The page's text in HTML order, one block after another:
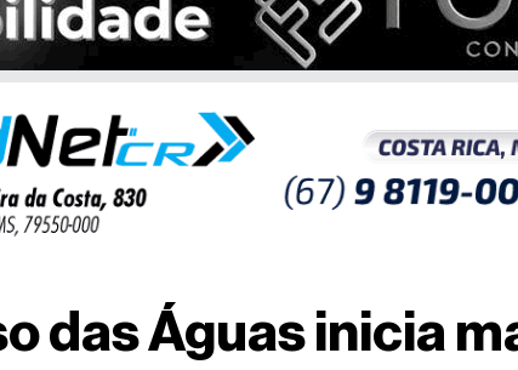
das Águas inicia